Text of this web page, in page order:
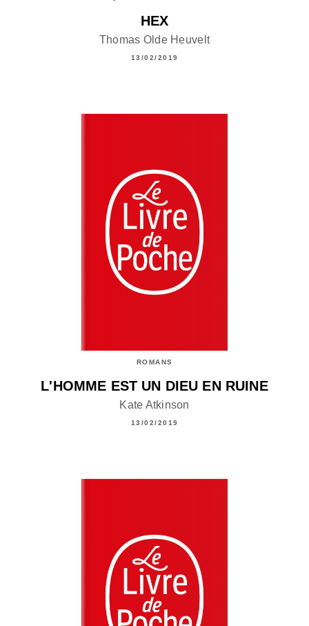
HEX
Thomas Olde Heuvelt
13/02/2019
ROMANS
L'HOMME EST UN DIEU EN RUINE
Kate Atkinson
13/02/2019